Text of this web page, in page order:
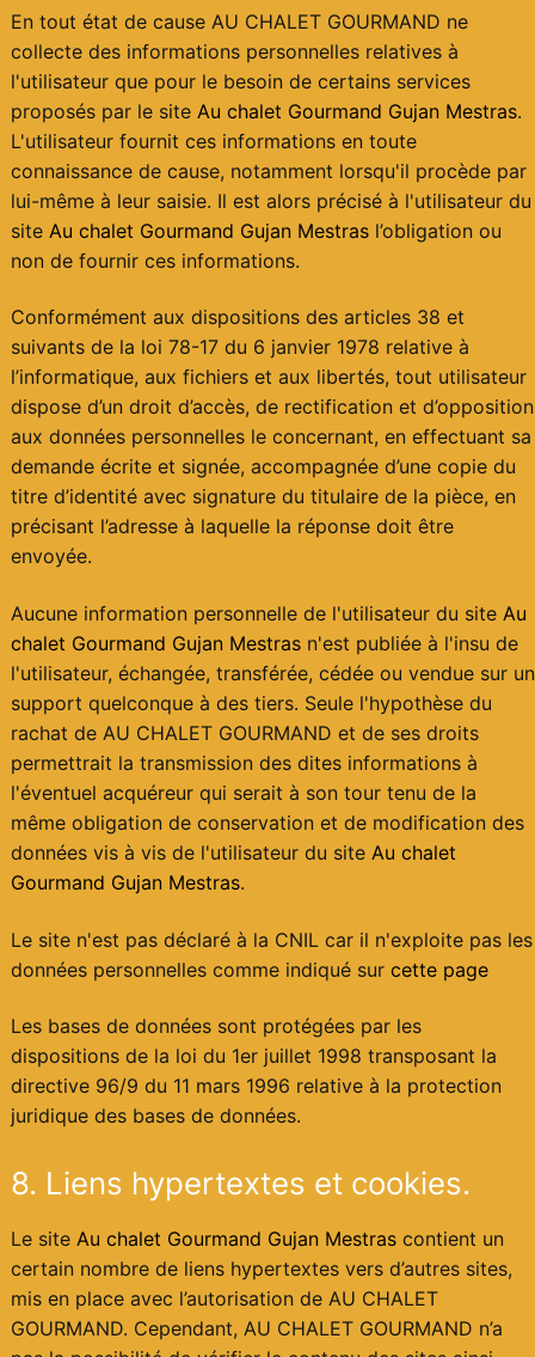
En tout état de cause AU CHALET GOURMAND ne
collecte des informations personnelles relatives à
l'utilisateur que pour le besoin de certains services
proposés par le site Au chalet Gourmand Gujan Mestras.
L'utilisateur fournit ces informations en toute
connaissance de cause, notamment lorsqu'il procède par
lui-même à leur saisie. Il est alors précisé à l'utilisateur du
site Au chalet Gourmand Gujan Mestras l’obligation ou
non de fournir ces informations.
Conformément aux dispositions des articles 38 et
suivants de la loi 78-17 du 6 janvier 1978 relative à
l’informatique, aux fichiers et aux libertés, tout utilisateur
dispose d’un droit d’accès, de rectification et d’opposition
aux données personnelles le concernant, en effectuant sa
demande écrite et signée, accompagnée d’une copie du
titre d’identité avec signature du titulaire de la pièce, en
précisant l’adresse à laquelle la réponse doit être
envoyée.
Aucune information personnelle de l'utilisateur du site Au
chalet Gourmand Gujan Mestras n'est publiée à l'insu de
l'utilisateur, échangée, transférée, cédée ou vendue sur un
support quelconque à des tiers. Seule l'hypothèse du
rachat de AU CHALET GOURMAND et de ses droits
permettrait la transmission des dites informations à
l'éventuel acquéreur qui serait à son tour tenu de la
même obligation de conservation et de modification des
données vis à vis de l'utilisateur du site Au chalet
Gourmand Gujan Mestras.
Le site n'est pas déclaré à la CNIL car il n'exploite pas les
données personnelles comme indiqué sur cette page
Les bases de données sont protégées par les
dispositions de la loi du 1er juillet 1998 transposant la
directive 96/9 du 11 mars 1996 relative à la protection
juridique des bases de données.
8. Liens hypertextes et cookies.
Le site Au chalet Gourmand Gujan Mestras contient un
certain nombre de liens hypertextes vers d’autres sites,
mis en place avec l’autorisation de AU CHALET
GOURMAND. Cependant, AU CHALET GOURMAND n’a